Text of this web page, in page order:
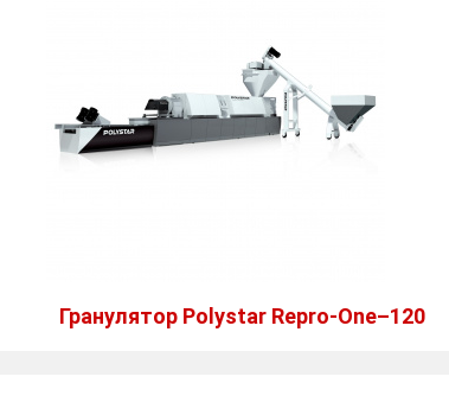
Гранулятор Polystar Repro-One–120